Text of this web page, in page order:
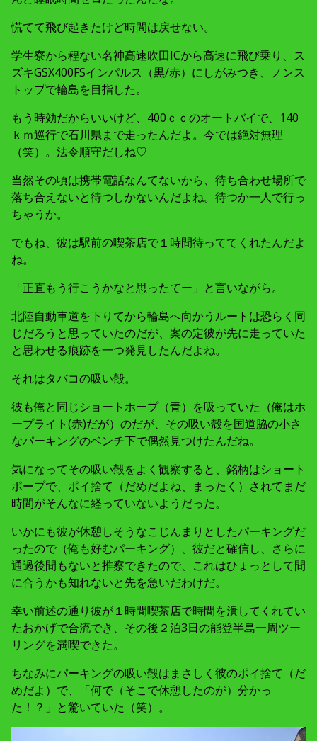
慌てて飛び起きたけど時間は戻せない。
学生寮から程ない名神高速吹田ICから高速に飛び乗り、ス
ズキGSX400FSインパルス（黒/赤）にしがみつき、ノンス
トップで輪島を目指した。
もう時効だからいいけど、400ｃｃのオートバイで、140
ｋｍ巡行で石川県まで走ったんだよ。今では絶対無理
（笑）。法令順守だしね♡
当然その頃は携帯電話なんてないから、待ち合わせ場所で
落ち合えないと待つしかないんだよね。待つか一人で行っ
ちゃうか。
でもね、彼は駅前の喫茶店で１時間待っててくれたんだよ
ね。
「正直もう行こうかなと思ったてー」と言いながら。
北陸自動車道を下りてから輪島へ向かうルートは恐らく同
じだろうと思っていたのだが、案の定彼が先に走っていた
と思わせる痕跡を一つ発見したんだよね。
それはタバコの吸い殻。
彼も俺と同じショートホープ（青）を吸っていた（俺はホ
ープライト(赤)だが）のだが、その吸い殻を国道脇の小さ
なパーキングのベンチ下で偶然見つけたんだね。
気になってその吸い殻をよく観察すると、銘柄はショート
ポープで、ポイ捨て（だめだよね、まったく）されてまだ
時間がそんなに経っていないようだった。
いかにも彼が休憩しそうなこじんまりとしたパーキングだ
ったので（俺も好むパーキング）、彼だと確信し、さらに
通過後間もないと推察できたので、これはひょっとして間
に合うかも知れないと先を急いだわけだ。
幸い前述の通り彼が１時間喫茶店で時間を潰してくれてい
たおかげで合流でき、その後２泊3日の能登半島一周ツー
リングを満喫できた。
ちなみにパーキングの吸い殻はまさしく彼のポイ捨て（だ
めだよ）で、「何で（そこで休憩したのが）分かっ
た！？」と驚いていた（笑）。